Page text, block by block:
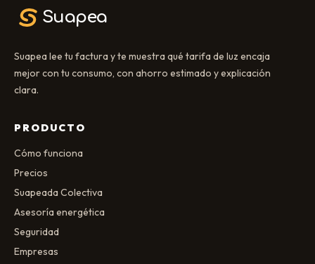
Suapea
Suapea lee tu factura y te muestra qué tarifa de luz encaja
mejor con tu consumo, con ahorro estimado y explicación
clara.
PRODUCTO
Cómo funciona
Precios
Suapeada Colectiva
Asesoría energética
Seguridad
Empresas